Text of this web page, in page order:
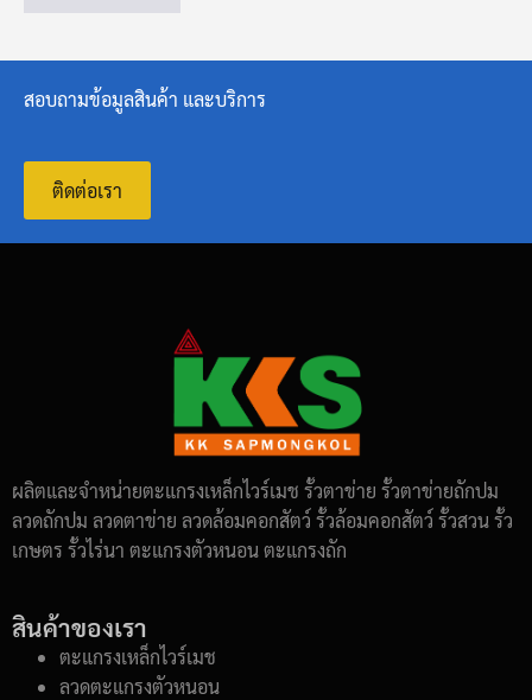
สอบถามข้อมูลสินค้า และบริการ
ติดต่อเรา
ผลิตและจำหน่ายตะแกรงเหล็กไวร์เมช รั้วตาข่าย รั้วตาข่ายถักปม
ลวดถักปม ลวดตาข่าย ลวดล้อมคอกสัตว์ รั้วล้อมคอกสัตว์ รั้วสวน รั้ว
เกษตร รั้วไร่นา ตะแกรงตัวหนอน ตะแกรงถัก
สินค้าของเรา
ตะแกรงเหล็กไวร์เมช
ลวดตะแกรงตัวหนอน